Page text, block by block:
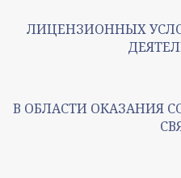
ЛИЦЕНЗИОННЫХ
В ОБЛАСТИ ОКАЗАНИЯ